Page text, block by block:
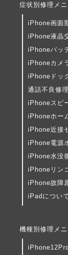
症状別修理メ
iPhone画面
iPhone液晶
iPhoneバッ
iPhoneカメ
iPhoneドッ
通話不良修理
iPhoneスピ
iPhoneホー
iPhone近接
iPhone電源
iPhone水没
iPhoneリン
iPhone故障
iPadについ
機種別修理メ